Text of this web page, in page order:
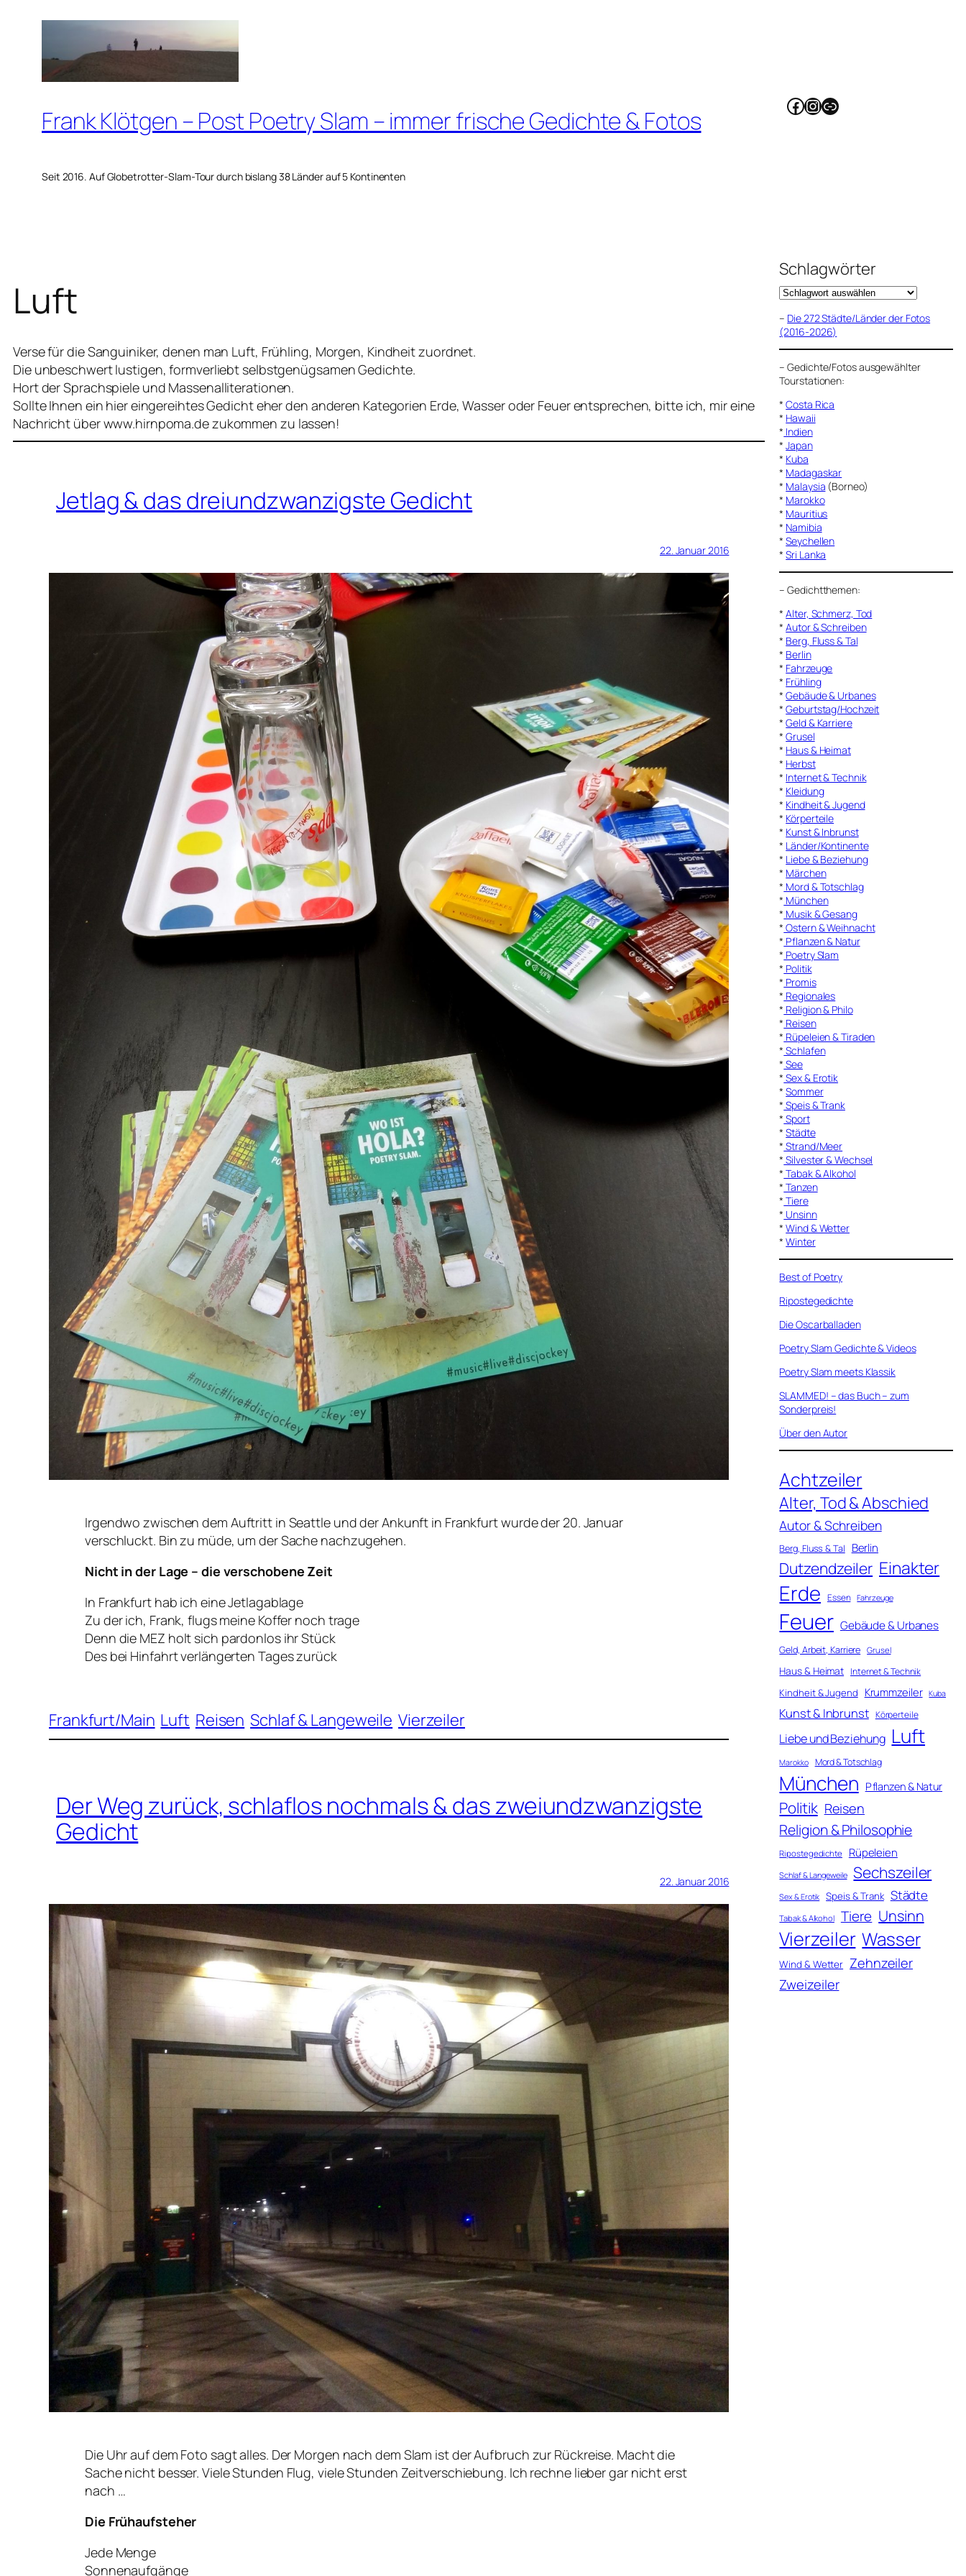
springen
Frank Klötgen – Post Poetry Slam – immer frische Gedichte & Fotos
Seit 2016. Auf Globetrotter-Slam-Tour durch bislang 38 Länder auf 5 Kontinenten
Facebook
Instagram
Link
Luft
Verse für die Sanguiniker, denen man Luft, Frühling, Morgen, Kindheit zuordnet.
Die unbeschwert lustigen, formverliebt selbstgenügsamen Gedichte.
Hort der Sprachspiele und Massenalliterationen.
Sollte Ihnen ein hier eingereihtes Gedicht eher den anderen Kategorien Erde, Wasser oder Feuer entsprechen, bitte ich, mir eine
Nachricht über www.hirnpoma.de zukommen zu lassen!
Jetlag & das dreiundzwanzigste Gedicht
22. Januar 2016
Irgendwo zwischen dem Auftritt in Seattle und der Ankunft in Frankfurt wurde der 20. Januar
verschluckt. Bin zu müde, um der Sache nachzugehen.
Nicht in der Lage – die verschobene Zeit
In Frankfurt hab ich eine Jetlagablage
Zu der ich, Frank, flugs meine Koffer noch trage
Denn die MEZ holt sich pardonlos ihr Stück
Des bei Hinfahrt verlängerten Tages zurück
Frankfurt/Main Luft Reisen Schlaf & Langeweile Vierzeiler
Der Weg zurück, schlaflos nochmals & das zweiundzwanzigste
Gedicht
22. Januar 2016
Die Uhr auf dem Foto sagt alles. Der Morgen nach dem Slam ist der Aufbruch zur Rückreise. Macht die
Sache nicht besser. Viele Stunden Flug, viele Stunden Zeitverschiebung. Ich rechne lieber gar nicht erst
nach …
Die Frühaufsteher
Jede Menge
Sonnenaufgänge
Schlagwörter
– Die 272 Städte/Länder der Fotos
(2016-2026)
–Gedichte/Fotos ausgewählter
Tourstationen:
*Costa Rica
* Hawaii
* Indien
*Japan
* Kuba
* Madagaskar
* Malaysia (Borneo)
* Marokko
* Mauritius
* Namibia
*Seychellen
*Sri Lanka
–Gedichtthemen:
*Alter, Schmerz, Tod
*Autor & Schreiben
* Berg, Fluss & Tal
* Berlin
* Fahrzeuge
* Frühling
*Gebäude & Urbanes
*Geburtstag/Hochzeit
*Geld & Karriere
*Grusel
* Haus & Heimat
* Herbst
* Internet & Technik
* Kleidung
* Kindheit & Jugend
* Körperteile
* Kunst & Inbrunst
* Länder/Kontinente
* Liebe & Beziehung
* Märchen
* Mord & Totschlag
* München
* Musik & Gesang
* Ostern & Weihnacht
* Pflanzen & Natur
* Poetry Slam
* Politik
* Promis
* Regionales
* Religion & Philo
* Reisen
* Rüpeleien & Tiraden
* Schlafen
* See
* Sex & Erotik
*Sommer
* Speis & Trank
* Sport
*Städte
* Strand/Meer
* Silvester & Wechsel
* Tabak & Alkohol
* Tanzen
* Tiere
* Unsinn
*Wind & Wetter
*Winter
Best of Poetry
Ripostegedichte
Die Oscarballaden
Poetry Slam Gedichte & Videos
Poetry Slam meets Klassik
SLAMMED! – das Buch – zum
Sonderpreis!
Über den Autor
Achtzeiler
Alter, Tod & Abschied
Autor & Schreiben
Berg, Fluss & Tal Berlin
Dutzendzeiler Einakter
Erde Essen Fahrzeuge
Feuer Gebäude & Urbanes
Geld, Arbeit, Karriere Grusel
Haus & Heimat Internet & Technik
Kindheit & Jugend Krummzeiler Kuba
Kunst & Inbrunst Körperteile
Liebe und Beziehung Luft
Marokko Mord & Totschlag
München Pflanzen & Natur
Politik Reisen
Religion & Philosophie
Ripostegedichte Rüpeleien
Schlaf & Langeweile Sechszeiler
Sex & Erotik Speis & Trank Städte
Tabak & Alkohol Tiere Unsinn
Vierzeiler Wasser
Wind & Wetter Zehnzeiler
Zweizeiler